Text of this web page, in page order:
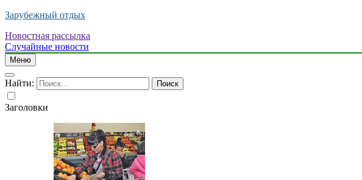
Зарубежный отдых
Новостная рассылка
Случайные новости
Меню
Найти:
Заголовки